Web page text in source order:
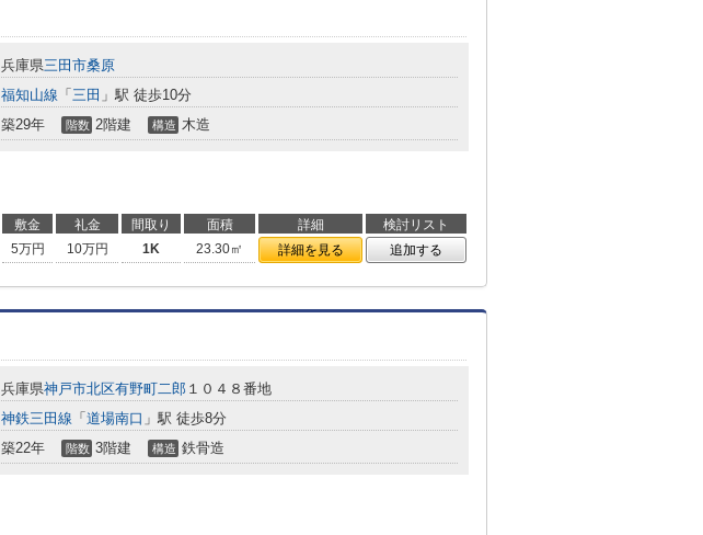
兵庫県三田市桑原
福知山線 「 三田 」駅 徒歩10分
築29年 階数 2階建 構造 木造
敷金 礼金 間取り 面積 詳細
検討リスト
5万円 10万円 1K 23.30㎡ 詳細を見る 追加する
兵庫県神戸市北区有野町二郎 １０４８番地
神鉄三田線 「 道場南口 」駅 徒歩8分
築22年 階数 3階建 構造 鉄骨造